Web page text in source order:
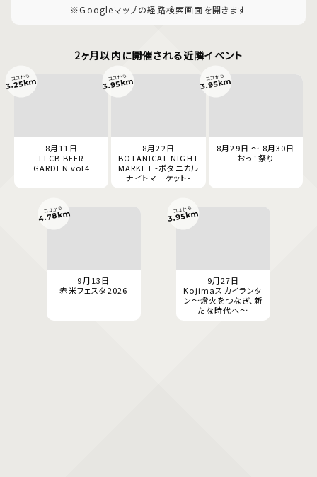
※Googleマップの経路検索画面を開きます
2ヶ月以内に開催される近隣イベント
8月11日
FLCB BEER
GARDEN vol4
ココから
3.25km
8月22日
BOTANICAL NIGHT
MARKET -ボタニカル
ナイトマーケット-
ココから
3.95km
8月29日 ～ 8月30日
おっ！祭り
ココから
3.95km
9月13日
赤米フェスタ2026
ココから
4.78km
9月27日
Kojimaスカイランタ
ン〜燈火をつなぎ、新
たな時代へ〜
ココから
3.95km